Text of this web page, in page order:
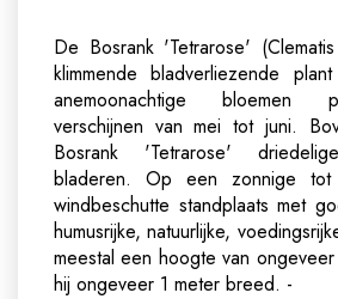
De Bosrank 'Tetrarose'
klimmende bladverliezende
anemoonachtige bloemen
verschijnen van mei tot juni.
Bosrank 'Tetrarose'
bladeren. Op een zonnige tot
windbeschutte standplaats met
humusrijke, natuurlijke,
meestal een hoogte van
hij ongeveer 1 meter breed. -